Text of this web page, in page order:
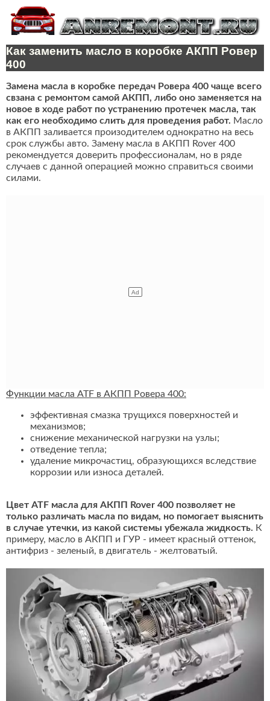
Как заменить масло в коробке АКПП Ровер
400
Замена масла в коробке передач Ровера 400 чаще всего
свзана с ремонтом самой АКПП, либо оно заменяется на
новое в ходе работ по устранению протечек масла, так
как его необходимо слить для проведения работ. Масло
в АКПП заливается произодителем однократно на весь
срок службы авто. Замену масла в АКПП Rover 400
рекомендуется доверить профессионалам, но в ряде
случаев с данной операцией можно справиться своими
силами.
Функции масла ATF в АКПП Ровера 400:
эффективная смазка трущихся поверхностей и
механизмов;
снижение механической нагрузки на узлы;
отведение тепла;
удаление микрочастиц, образующихся вследствие
коррозии или износа деталей.
Цвет ATF масла для АКПП Rover 400 позволяет не
только различать масла по видам, но помогает выяснить
в случае утечки, из какой системы убежала жидкость. К
примеру, масло в АКПП и ГУР - имеет красный оттенок,
антифриз - зеленый, в двигатель - желтоватый.